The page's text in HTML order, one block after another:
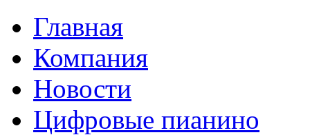
Главная
Компания
Новости
Цифровые пианино